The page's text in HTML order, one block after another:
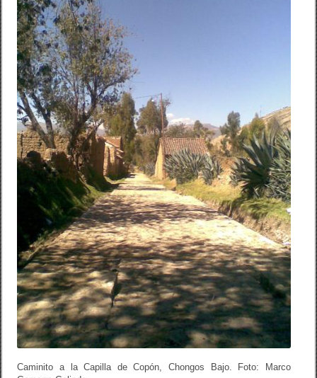
Caminito a la Capilla de Copón, Chongos Bajo. Foto: Marco